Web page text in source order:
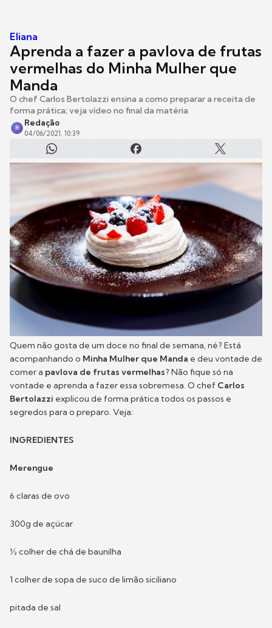
Eliana
Aprenda a fazer a pavlova de frutas
vermelhas do Minha Mulher que
Manda
O chef Carlos Bertolazzi ensina a como preparar a receita de
forma prática; veja vídeo no final da matéria
R
Redação
04/06/2021, 10:39
Quem não gosta de um doce no final de semana, né? Está
acompanhando o Minha Mulher que Manda e deu vontade de
comer a pavlova de frutas vermelhas? Não fique só na
vontade e aprenda a fazer essa sobremesa. O chef Carlos
Bertolazzi explicou de forma prática todos os passos e
segredos para o preparo. Veja:
INGREDIENTES
Merengue
6 claras de ovo
300g de açúcar
½ colher de chá de baunilha
1 colher de sopa de suco de limão siciliano
pitada de sal